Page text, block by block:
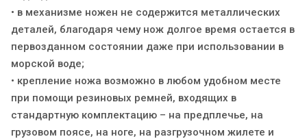
• в механизме ножен не содержится металлических
деталей, благодаря чему нож долгое время остается в
первозданном состоянии даже при использовании в
морской воде;
• крепление ножа возможно в любом удобном месте
при помощи резиновых ремней, входящих в
стандартную комплектацию – на предплечье, на
грузовом поясе, на ноге, на разгрузочном жилете и